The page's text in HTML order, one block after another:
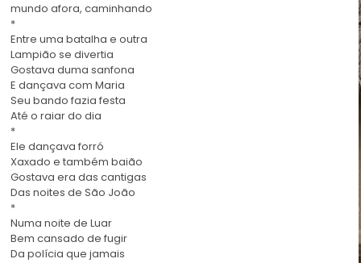
mundo afora, caminhando
*
Entre uma batalha e outra
Lampião se divertia
Gostava duma sanfona
E dançava com Maria
Seu bando fazia festa
Até o raiar do dia
*
Ele dançava forró
Xaxado e também baião
Gostava era das cantigas
Das noites de São João
*
Numa noite de Luar
Bem cansado de fugir
Da polícia que jamais